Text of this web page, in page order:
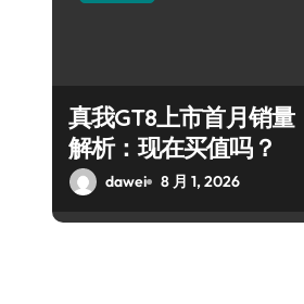
真我GT8上市首月销量
解析：现在买值吗？
dawei 8 月 1, 2026